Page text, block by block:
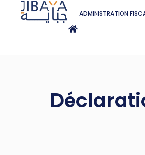
ADMINISTRATION